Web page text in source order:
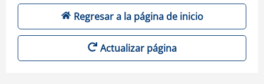
Regresar a la página de inicio
Actualizar página